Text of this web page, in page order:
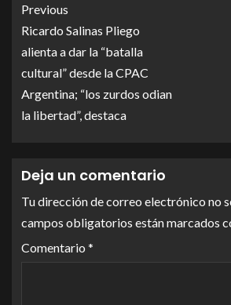
Previous
Ricardo Salinas Pliego
alienta a dar la “batalla
cultural” desde la CPAC
Argentina; “los zurdos odian
la libertad”, destaca
Deja un comentario
Tu dirección de correo electrónico no
campos obligatorios están marcados
Comentario *